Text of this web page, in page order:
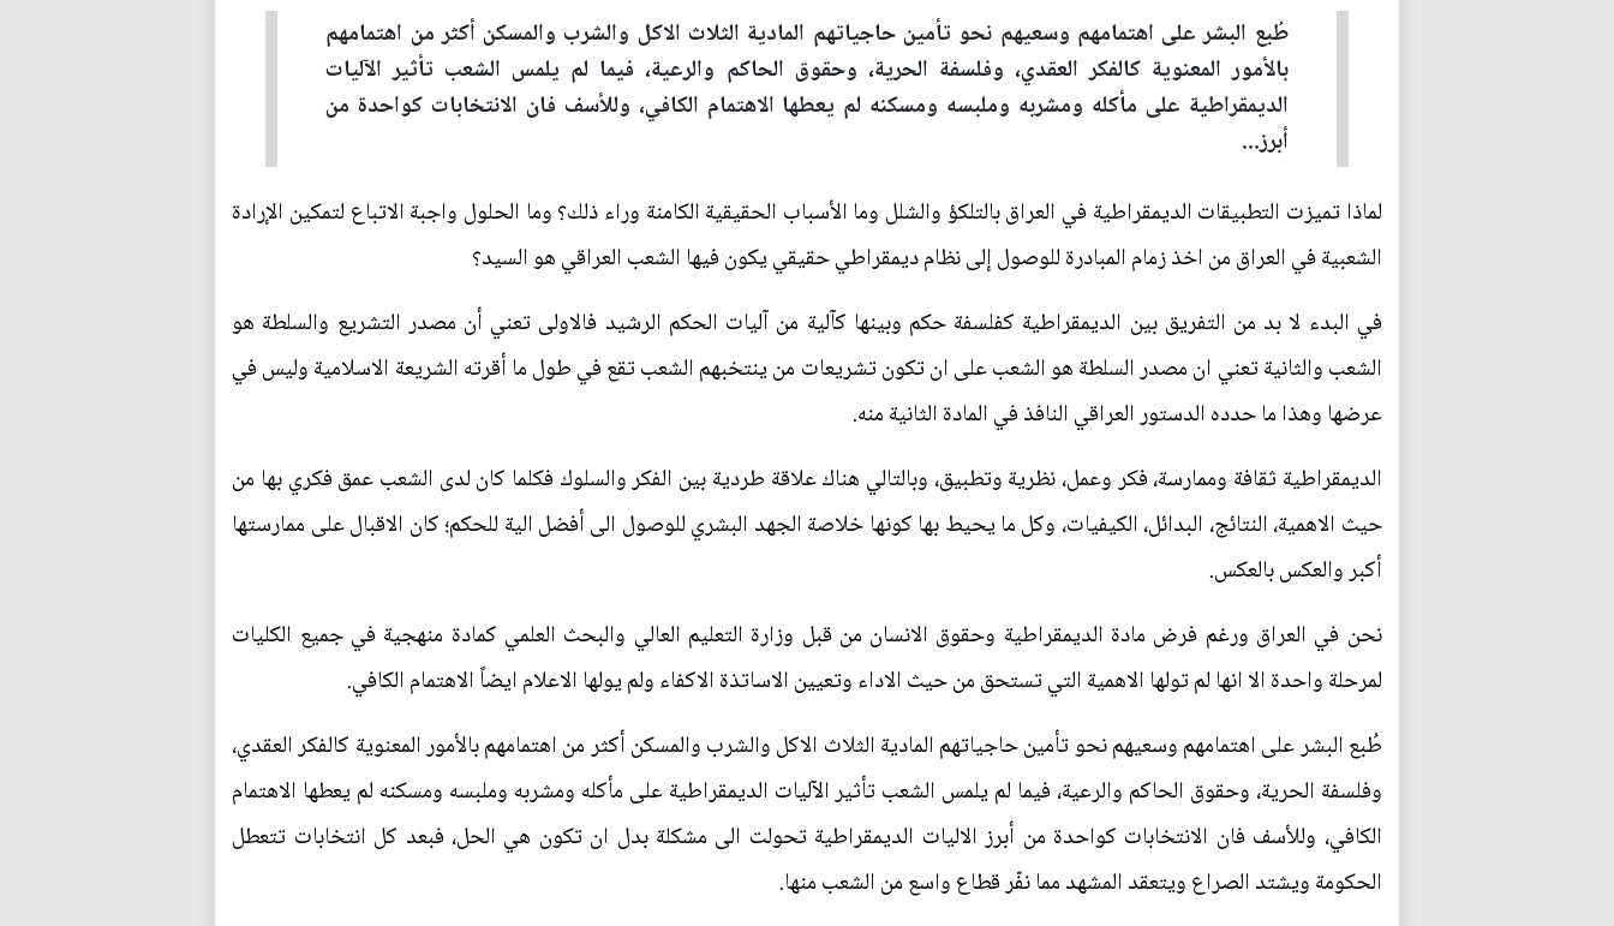
طُبع البشر على اهتمامهم وسعيهم نحو تأمين حاجياتهم المادية الثلاث الاكل والشرب والمسكن أكثر من اهتمامهم
بالأمور المعنوية كالفكر العقدي، وفلسفة الحرية، وحقوق الحاكم والرعية، فيما لم يلمس الشعب تأثير الآليات
الديمقراطية على مأكله ومشربه وملبسه ومسكنه لم يعطها الاهتمام الكافي، وللأسف فان الانتخابات كواحدة من
أبرز...
لماذا تميزت التطبيقات الديمقراطية في العراق بالتلكؤ والشلل وما الأسباب الحقيقية الكامنة وراء ذلك؟ وما الحلول واجبة الاتباع لتمكين الإرادة
الشعبية في العراق من اخذ زمام المبادرة للوصول إلى نظام ديمقراطي حقيقي يكون فيها الشعب العراقي هو السيد؟
في البدء لا بد من التفريق بين الديمقراطية كفلسفة حكم وبينها كآلية من آليات الحكم الرشيد فالاولى تعني أن مصدر التشريع والسلطة هو
الشعب والثانية تعني ان مصدر السلطة هو الشعب على ان تكون تشريعات من ينتخبهم الشعب تقع في طول ما أقرته الشريعة الاسلامية وليس في
عرضها وهذا ما حدده الدستور العراقي النافذ في المادة الثانية منه.
الديمقراطية ثقافة وممارسة، فكر وعمل، نظرية وتطبيق، وبالتالي هناك علاقة طردية بين الفكر والسلوك فكلما كان لدى الشعب عمق فكري بها من
حيث الاهمية، النتائج، البدائل، الكيفيات، وكل ما يحيط بها كونها خلاصة الجهد البشري للوصول الى أفضل الية للحكم؛ كان الاقبال على ممارستها
أكبر والعكس بالعكس.
نحن في العراق ورغم فرض مادة الديمقراطية وحقوق الانسان من قبل وزارة التعليم العالي والبحث العلمي كمادة منهجية في جميع الكليات
لمرحلة واحدة الا انها لم تولها الاهمية التي تستحق من حيث الاداء وتعيين الاساتذة الاكفاء ولم يولها الاعلام ايضاً الاهتمام الكافي.
طُبع البشر على اهتمامهم وسعيهم نحو تأمين حاجياتهم المادية الثلاث الاكل والشرب والمسكن أكثر من اهتمامهم بالأمور المعنوية كالفكر العقدي،
وفلسفة الحرية، وحقوق الحاكم والرعية، فيما لم يلمس الشعب تأثير الآليات الديمقراطية على مأكله ومشربه وملبسه ومسكنه لم يعطها الاهتمام
الكافي، وللأسف فان الانتخابات كواحدة من أبرز الاليات الديمقراطية تحولت الى مشكلة بدل ان تكون هي الحل، فبعد كل انتخابات تتعطل
الحكومة ويشتد الصراع ويتعقد المشهد مما نفّر قطاع واسع من الشعب منها.